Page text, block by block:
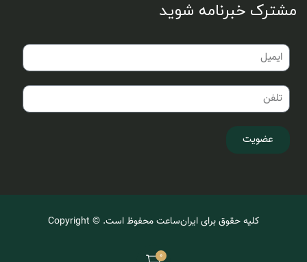
مشترک خبرنامه شوید
عضویت
کلیه حقوق برای ایران‌ساعت محفوظ است. © Copyright